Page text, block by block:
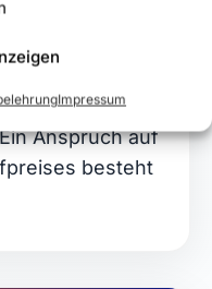
Impressum
wir berechtigt,
Anspruch auf
besteht